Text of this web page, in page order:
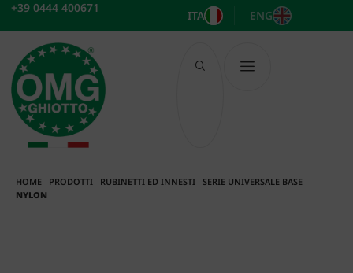
Vai
contenuto
+39 0444 400671
ITA ENG
HOME PRODOTTI RUBINETTI ED INNESTI
SERIE UNIVERSALE BASE
NYLON